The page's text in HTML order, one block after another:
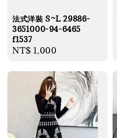
法式洋裝 S~L 29886-
3651000-94-6465
f1537
Regular
NT$ 1,000